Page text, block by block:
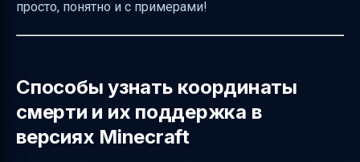
Советы по выбору метода в зависимости
от ситуации
Как подготовить руководство и
просто, понятно и с примерами!
Способы узнать координаты
смерти и их поддержка в
версиях Minecraft